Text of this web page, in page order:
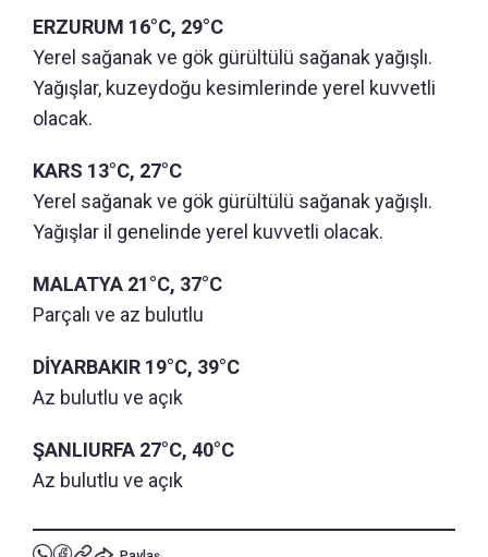
ERZURUM 16°C, 29°C
Yerel sağanak ve gök gürültülü sağanak yağışlı.
Yağışlar, kuzeydoğu kesimlerinde yerel kuvvetli
olacak.
KARS 13°C, 27°C
Yerel sağanak ve gök gürültülü sağanak yağışlı.
Yağışlar il genelinde yerel kuvvetli olacak.
MALATYA 21°C, 37°C
Parçalı ve az bulutlu
DİYARBAKIR 19°C, 39°C
Az bulutlu ve açık
ŞANLIURFA 27°C, 40°C
Az bulutlu ve açık